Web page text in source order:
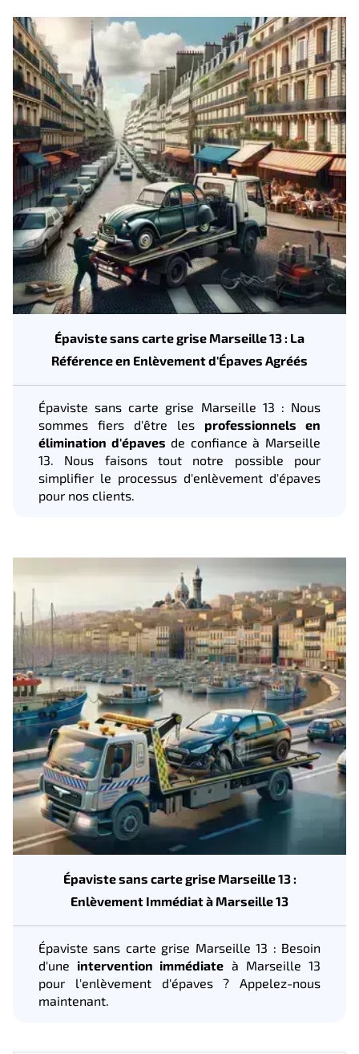
Épaviste sans carte grise Marseille 13 : La
Référence en Enlèvement d'Épaves Agréés
Épaviste sans carte grise Marseille 13 : Nous
sommes fiers d'être les professionnels en
élimination d'épaves de confiance à Marseille
13. Nous faisons tout notre possible pour
simplifier le processus d'enlèvement d'épaves
pour nos clients.
Épaviste sans carte grise Marseille 13 :
Enlèvement Immédiat à Marseille 13
Épaviste sans carte grise Marseille 13 : Besoin
d'une intervention immédiate à Marseille 13
pour l'enlèvement d'épaves ? Appelez-nous
maintenant.